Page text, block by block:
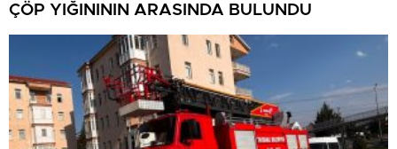
ÇÖP YIĞINININ ARASINDA BULUNDU